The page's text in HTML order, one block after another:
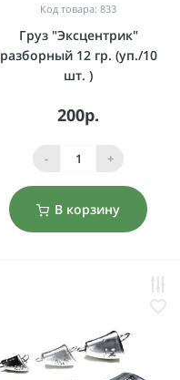
Код товара: 833
Груз "Эксцентрик"
разборный 12 гр. (уп./10
шт. )
200р.
- +
В корзину